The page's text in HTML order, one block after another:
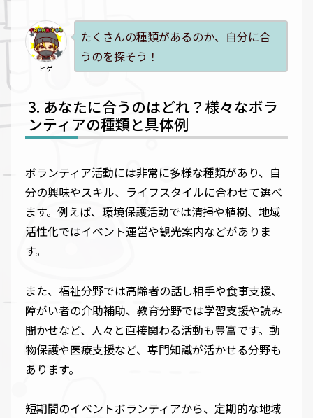
ヒゲ
たくさんの種類があるのか、自分に合
うのを探そう！
あなたに合うのはどれ？様々なボラ
ンティアの種類と具体例
ボランティア活動には非常に多様な種類があり、自
分の興味やスキル、ライフスタイルに合わせて選べ
ます。例えば、環境保護活動では清掃や植樹、地域
活性化ではイベント運営や観光案内などがありま
す。
また、福祉分野では高齢者の話し相手や食事支援、
障がい者の介助補助、教育分野では学習支援や読み
聞かせなど、人々と直接関わる活動も豊富です。動
物保護や医療支援など、専門知識が活かせる分野も
あります。
短期間のイベントボランティアから、定期的な地域